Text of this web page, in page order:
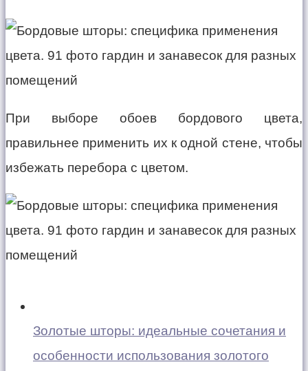
При выборе обоев бордового цвета,
правильнее применить их к одной стене, чтобы
избежать перебора с цветом.
Золотые шторы: идеальные сочетания и
особенности использования золотого